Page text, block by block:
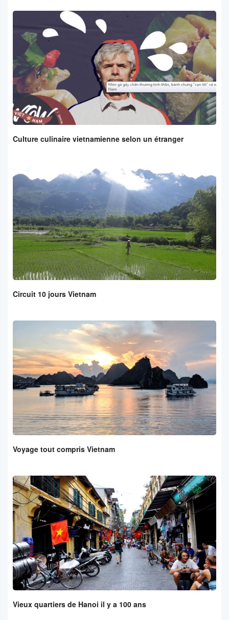
Culture culinaire vietnamienne selon un étranger
Circuit 10 jours Vietnam
Voyage tout compris Vietnam
Vieux quartiers de Hanoi il y a 100 ans